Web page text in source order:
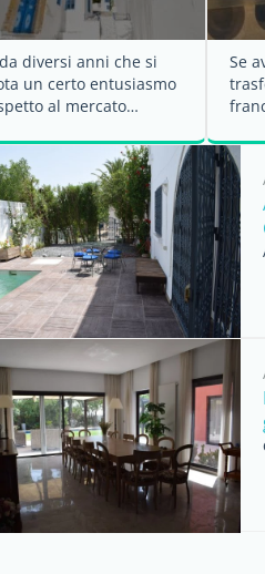
diversi anni che si
un certo entusiasmo
al mercato
Se